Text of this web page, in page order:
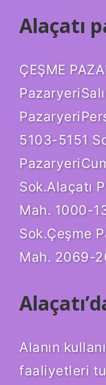
Alaçatı
ÇEŞME
5103-5151
Sok.Alaçatı
Mah. 1000-
Sok.Çeşme
Mah. 2069-
Alanın
faaliyetleri